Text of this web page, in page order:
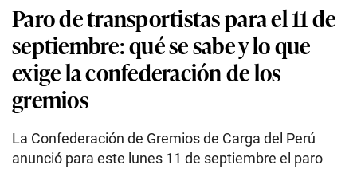
Paro de transportistas para el 11 de
septiembre: qué se sabe y lo que
exige la confederación de los
gremios
La Confederación de Gremios de Carga del Perú
anunció para este lunes 11 de septiembre el paro